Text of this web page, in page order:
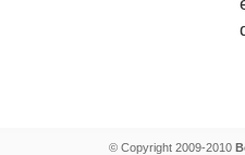
© Copyright 2009-2010